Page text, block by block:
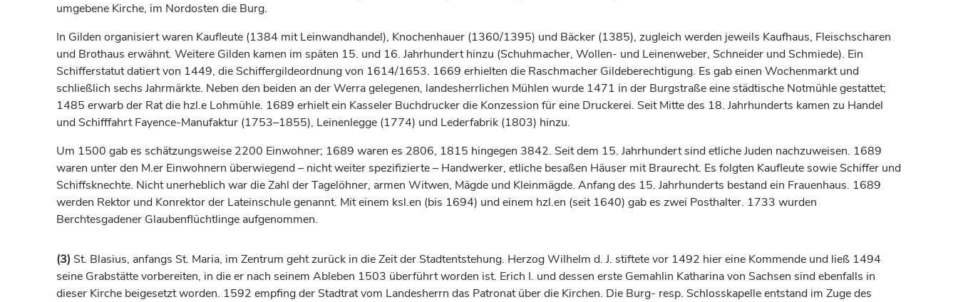
umgebene Kirche, im Nordosten die Burg.
In Gilden organisiert waren Kaufleute (1384 mit Leinwandhandel), Knochenhauer (1360/1395) und Bäcker (1385), zugleich werden jeweils Kaufhaus, Fleischscharen
und Brothaus erwähnt. Weitere Gilden kamen im späten 15. und 16. Jahrhunderthinzu (Schuhmacher, Wollen- und Leinenweber, Schneider und Schmiede). Ein
Schifferstatut datiert von 1449, die Schiffergildeordnung von 1614/1653. 1669 erhielten die Raschmacher Gildeberechtigung. Es gab einen Wochenmarkt und
schließlich sechs Jahrmärkte. Neben den beiden an der Werra gelegenen, landesherrlichen Mühlen wurde 1471 in der Burgstraße eine städtische Notmühle gestattet;
1485 erwarb der Rat die hzl.e Lohmühle. 1689 erhielt ein Kasseler Buchdrucker die Konzession für eine Druckerei. Seit Mitte des 18. Jahrhunderts kamen zu Handel
und Schifffahrt Fayence-Manufaktur (1753–1855), Leinenlegge (1774) und Lederfabrik (1803) hinzu.
Um 1500 gab es schätzungsweise 2200 Einwohner; 1689 waren es 2806, 1815 hingegen 3842. Seit dem 15. Jahrhundertsind etliche Juden nachzuweisen. 1689
waren unter den M.er Einwohnern überwiegend – nicht weiter spezifizierte – Handwerker, etliche besaßen Häuser mit Braurecht. Es folgten Kaufleute sowie Schiffer und
Schiffsknechte. Nicht unerheblich war die Zahl der Tagelöhner, armen Witwen, Mägde und Kleinmägde. Anfang des 15. Jahrhunderts bestand ein Frauenhaus. 1689
werden Rektor und Konrektor der Lateinschule genannt. Mit einem ksl.en (bis 1694) und einem hzl.en (seit 1640) gab es zwei Posthalter. 1733 wurden
Berchtesgadener Glaubenflüchtlinge aufgenommen.
(3) St. Blasius, anfangs St. Maria, im Zentrum geht zurück in die Zeit der Stadtentstehung. HerzogWilhelm d. J. stiftete vor 1492 hier eine Kommende und ließ 1494
seine Grabstätte vorbereiten, in die er nach seinem Ableben 1503 überführt worden ist. Erich I. und dessen erste Gemahlin Katharina von Sachsen sind ebenfalls in
dieser Kirche beigesetzt worden. 1592 empfing der Stadtrat vom Landesherrn das Patronat über die Kirchen. Die Burg- resp. Schlosskapelle entstand im Zuge des